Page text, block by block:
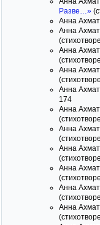
Разве…»
Анна
Анна
Анна
Анна
Анна
174
Анна
Анна
Анна
Анна
Анна
Анна